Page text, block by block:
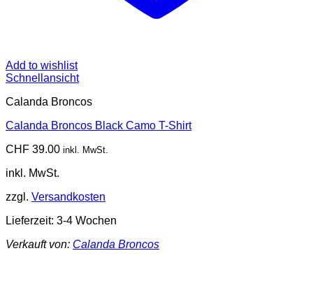
Add to wishlist
Schnellansicht
Calanda Broncos
Calanda Broncos Black Camo T-Shirt
CHF 39.00 inkl. MwSt.
inkl. MwSt.
zzgl. Versandkosten
Lieferzeit: 3-4 Wochen
Verkauft von: Calanda Broncos